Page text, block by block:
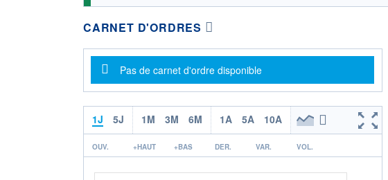
CARNET D'ORDRES
Message d'information
Pas de carnet d'ordre disponible
1J 5J 1M 3M 6M 1A 5A 10A
OUV. +HAUT +BAS DER. VAR. VOL.